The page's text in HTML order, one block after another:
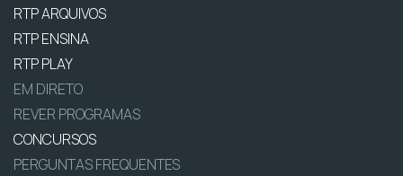
RTP ARQUIVOS
RTP ENSINA
RTP PLAY
EM DIRETO
REVER PROGRAMAS
CONCURSOS
PERGUNTAS FREQUENTES